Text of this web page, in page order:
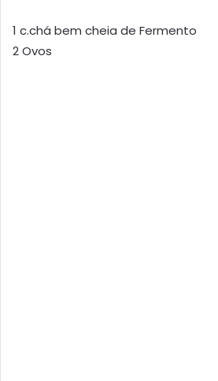
1 c.chá bem cheia de Fermento
2 Ovos